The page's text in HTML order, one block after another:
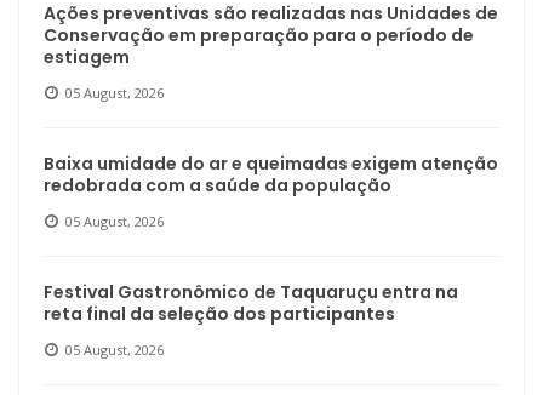
Ações preventivas são realizadas nas Unidades de
Conservação em preparação para o período de
estiagem
05 August, 2026
Baixa umidade do ar e queimadas exigem atenção
redobrada com a saúde da população
05 August, 2026
Festival Gastronômico de Taquaruçu entra na
reta final da seleção dos participantes
05 August, 2026